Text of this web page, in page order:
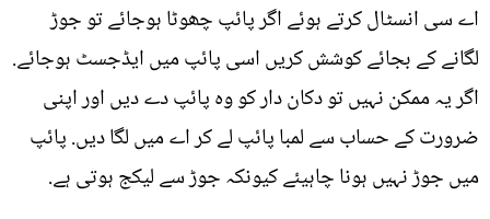
اے سی انسٹال کرتے ہوئے اگر پائپ چھوٹا ہوجائے تو جوڑ
لگانے کے بجائے کوشش کریں اسی پائپ میں ایڈجسٹ ہوجائے.
اگر یہ ممکن نہیں تو دکان دار کو وہ پائپ دے دیں اور اپنی
ضرورت کے حساب سے لمبا پائپ لے کر اے میں لگا دیں. پائپ
میں جوڑ نہیں ہونا چاہیئے کیونکہ جوڑ سے لیکج ہوتی ہے.